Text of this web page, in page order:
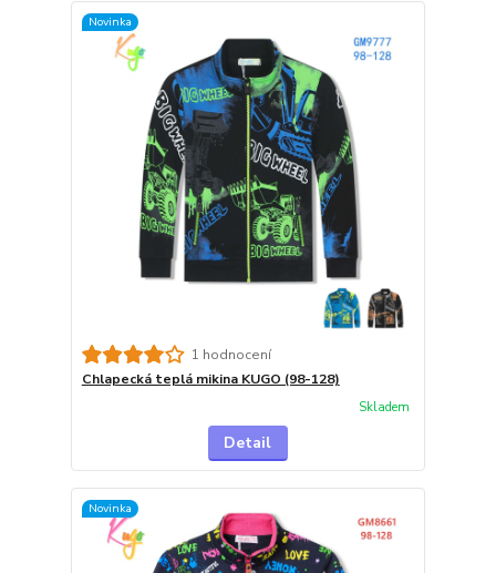
Novinka
1 hodnocení
Chlapecká teplá mikina KUGO (98-128)
Skladem
Detail
Novinka